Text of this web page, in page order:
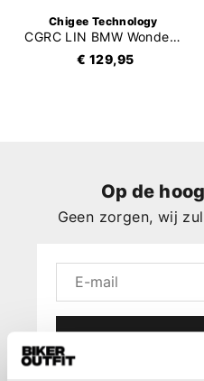
Chigee Technology
CGRC LIN BMW Wonderwiel Besturing
€ 129,95
Op de
Geen zorgen, wij